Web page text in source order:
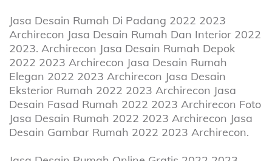
Jasa Desain Rumah Di Padang 2022 2023
Archirecon Jasa Desain Rumah Dan Interior 2022
2023. Archirecon Jasa Desain Rumah Depok
2022 2023 Archirecon Jasa Desain Rumah
Elegan 2022 2023 Archirecon Jasa Desain
Eksterior Rumah 2022 2023 Archirecon Jasa
Desain Fasad Rumah 2022 2023 Archirecon Foto
Jasa Desain Rumah 2022 2023 Archirecon Jasa
Desain Gambar Rumah 2022 2023 Archirecon.